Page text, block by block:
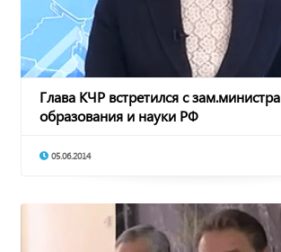
Глава КЧР встретился с зам.министра
образования и науки РФ
05.06.2014